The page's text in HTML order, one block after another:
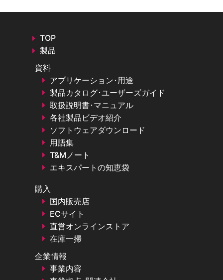
●広帯域ノイズフロア：SSB<-161 dBc/Hz（typ.20GHzキ
リア、30MHzオフセット
●最大2GHz RF変調帯域幅：オプションで
500MHz/1GHz/2GHz帯域幅
●卓越したベクトル変調精度：EVM<0.8%（5GNR、FR2
28GHz）
●30以上のデジタル変調フォーマットをカバーする豊富な
●5G NR、LTEなど600以上のモバイル通信プロトコルを
ーするTestModel/FRC
Ceyear 1466-V Series Vector Signal Generator
・ 6kHz～20GHz（1466D-V）：3.5mm connector
・ 6kHz～33GHz（1466E-V）：2.4mm connector
・ 6kHz～45GHz（1466G-V）：2.4mm connector
・ 6kHz～53GHz（1466H-V）：1.85mm connector
・ 6kHz～67GHz（1466L-V） ：1.85mm connector
・ 6kHz～90GHz（1466N-V） ：1mm connector
・ 6kHz～110GHz（1466P-V）：1mm connector
TOP
製品
資料
アプリケーション･用途
製品カタログ･ユーザーズガイド
取扱説明書･マニュアル
各社製品ビデオ紹介
ソフトウェアダウンロード
用語集
T&Mノート
エキスパートの知恵袋
購入
国内販売店
ECサイト
直営オンラインストア
在庫一掃
企業情報
事業内容